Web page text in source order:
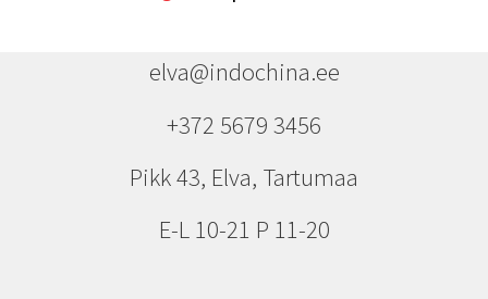
elva@indochina.ee
+372 5679 3456
Pikk 43, Elva, Tartumaa
E-L 10-21 P 11-20